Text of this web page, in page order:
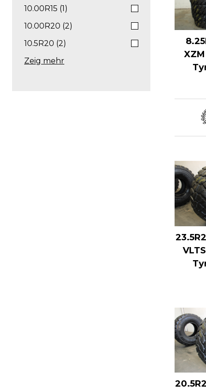
10.00R15 (1)
10.00R20 (2)
10.5R20 (2)
Zeig mehr